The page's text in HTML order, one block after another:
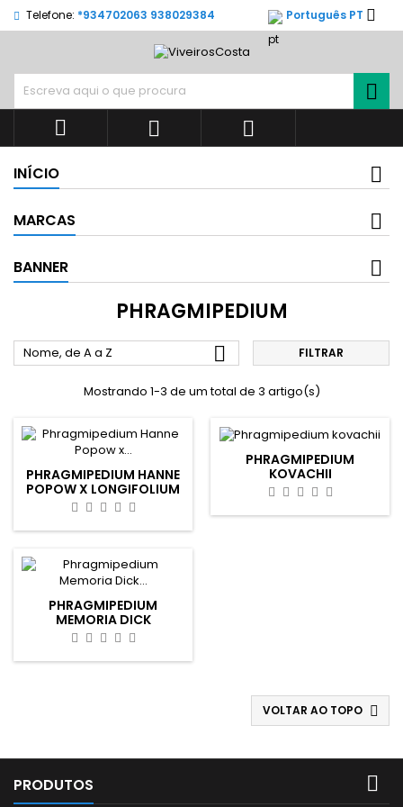
Telefone: *934702063 938029384 Português PT 


 
INÍCIO
MARCAS
BANNER
PHRAGMIPEDIUM
Nome, de A a Z  FILTRAR
Mostrando 1-3 de um total de 3 artigo(s)
PHRAGMIPEDIUM HANNE
POPOW X LONGIFOLIUM
PHRAGMIPEDIUM
KOVACHII
PHRAGMIPEDIUM
MEMORIA DICK
CLEMENTS
VOLTAR AO TOPO 
PRODUTOS 